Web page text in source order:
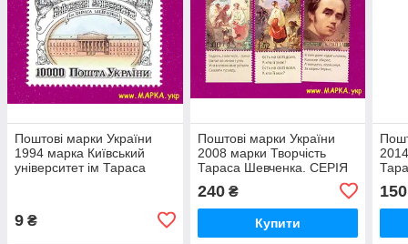
Поштові марки України
1994 марка Київський
університет ім Тараса
9 ₴
Поштові марки України
2008 марки Творчість
Тараса Шевченка. СЕРІЯ
240₴
Купити
150